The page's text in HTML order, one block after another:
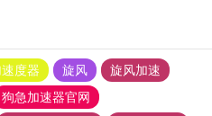
度器 旋风
旋风加速
狗急加速器官网